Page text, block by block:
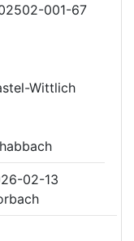
001-67
Wittlich
02-13